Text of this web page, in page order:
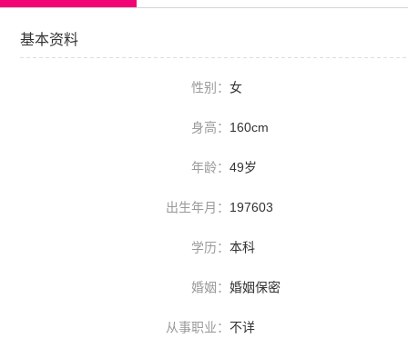
基本资料
性别： 女
身高： 160cm
年龄： 49岁
出生年月： 197603
学历： 本科
婚姻： 婚姻保密
从事职业： 不详